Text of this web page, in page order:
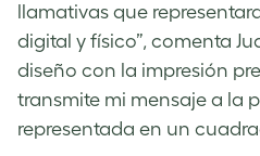
llamativas que
digital y físico”, comenta
diseño con la impresión
transmite mi mensaje a la
representada en un